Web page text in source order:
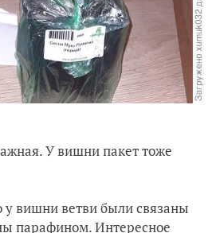
У вишни пакет тоже
у вишни ветви были связаны
парафином. Интересное